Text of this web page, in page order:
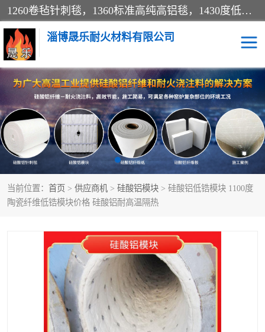
1260卷毡针刺毯，1360标准高纯高铝毯，1430度低锆锆铝含锆毯，普通挡渣棉卷毡，防火纸、挡火板、隔热垫片模块、棉块、折叠块、散棉高温固化剂价格规格密度多少钱图片视频立方平米参数指标
淄博晟乐耐火材料有限公司
当前位置： 首页 > 供应商机 > 硅酸铝模块 > 硅酸铝低锆模块 1100度
陶瓷纤维低锆模块价格 硅酸铝耐高温隔热
硅酸铝挡渣棉 硅酸铝纤维纸
硅酸铝挡火板 高铝毯
含锆毯 硅酸铝折叠块
硅酸铝散棉 硅酸铝纤维毯
硅酸铝纤维毡 硅酸铝模块
硅酸铝保温棉 硅酸铝板